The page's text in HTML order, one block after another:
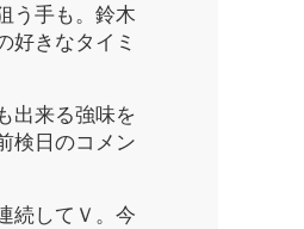
う手も。鈴木
好きなタイミ
出来る強味を
検日のコメン
続してＶ。今